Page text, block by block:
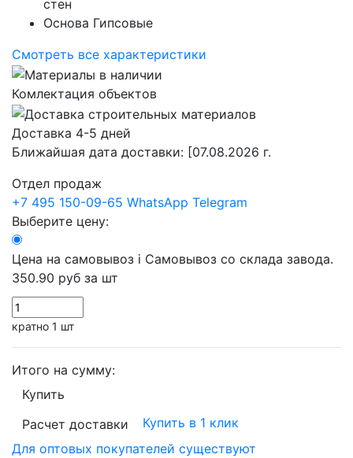
стен
Основа Гипсовые
Смотреть все характеристики
Комлектация объектов
Доставка 4-5 дней
Ближайшая дата доставки: [07.08.2026 г.
Отдел продаж
+7 495 150-09-65 WhatsApp Telegram
Выберите цену:
Цена на самовывоз i Самовывоз со склада завода.
350.90 руб за шт
кратно 1 шт
Итого на сумму:
Купить
Расчет доставки
Купить в 1 клик
Для оптовых покупателей существуют